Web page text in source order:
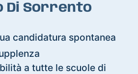
Di Sorrento
candidatura spontanea
a tutte le scuole di